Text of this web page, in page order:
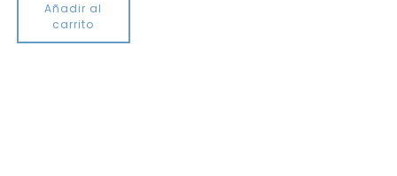
Añadir al
carrito